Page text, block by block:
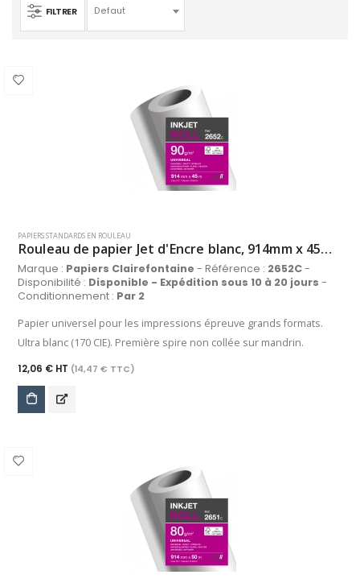
FILTRER Defaut
PAPIERS STANDARDS EN ROULEAU
Rouleau de papier Jet d'Encre blanc, 914mm x 45m, 90 g/m²
Marque : Papiers Clairefontaine - Référence : 2652C-
Disponibilité : Disponible - Expédition sous 10 à 20 jours -
Conditionnement : Par 2
Papier universel pour les impressions épreuve grands formats.
Ultra blanc (170 CIE). Première spire non collée sur mandrin.
12,06 € HT (14,47 € TTC)